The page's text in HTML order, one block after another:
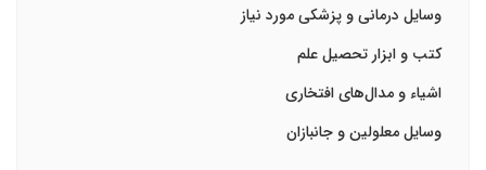
وسایل درمانی و پزشکی مورد نیاز
کتب و ابزار تحصیل علم
اشیاء و مدال‌های افتخاری
وسایل معلولین و جانبازان